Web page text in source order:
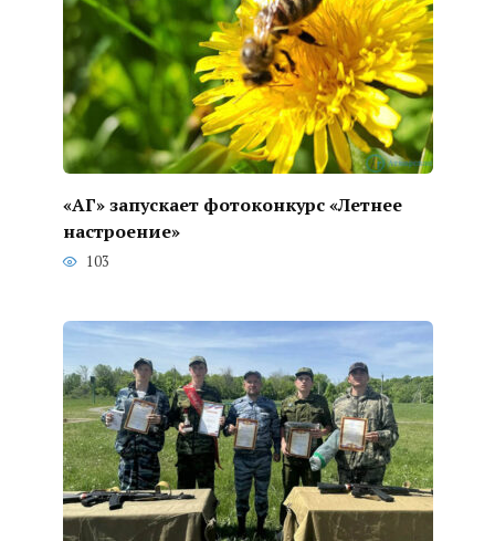
«АГ» запускает фотоконкурс «Летнее
настроение»
103